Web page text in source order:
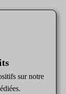
sur notre